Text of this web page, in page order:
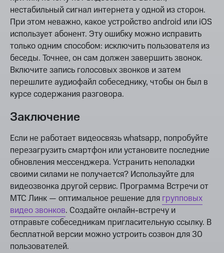
нестабильный сигнал интернета у одной из сторон.
При этом неважно, какое устройство android или iOS
использует абонент. Эту ошибку можно исправить
только одним способом: исключить пользователя из
беседы. Точнее, он сам должен завершить звонок.
Включите запись голосовых звонков и затем
перешлите аудиофайл собеседнику, чтобы он был в
курсе содержания разговора.
Заключение
Если не работает видеосвязь whatsapp, попробуйте
перезагрузить смартфон или установите последние
обновления мессенджера. Устранить неполадки
своими силами не получается? Используйте для
видеозвонка другой сервис. Программа Встречи от
МТС Линк — оптимальное решение для групповых
видео звонков. Создайте онлайн-встречу и
отправьте собеседникам пригласительную ссылку. В
бесплатной версии можно устроить созвон для 30
пользователей.